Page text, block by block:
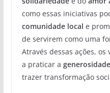
como essas iniciativas
comunidade local e
de servirem como uma
Através dessas ações,
a praticar a generosidade
trazer transformação